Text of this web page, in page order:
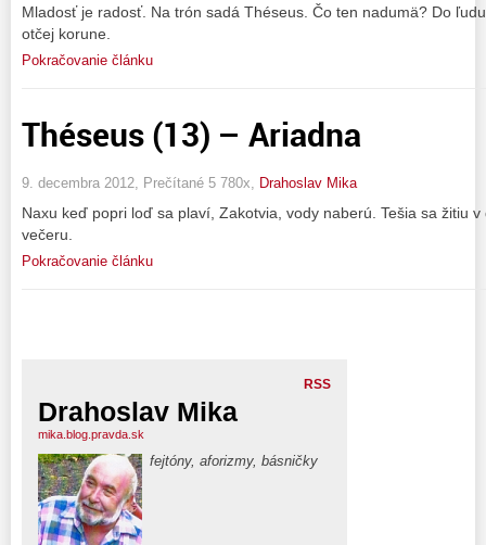
Mladosť je radosť. Na trón sadá Théseus. Čo ten nadumä? Do
otčej korune.
Pokračovanie článku
Théseus (13) – Ariadna
9. decembra 2012, Prečítané 5 780x, Drahoslav Mika
Naxu keď popri loď sa plaví, Zakotvia, vody naberú. Tešia sa žitiu
večeru.
Pokračovanie článku
RSS
Drahoslav Mika
mika.blog.pravda.sk
fejtóny, aforizmy, básničky